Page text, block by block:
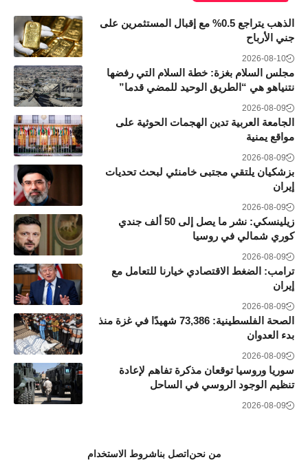
الذهب يتراجع 0.5% مع إقبال المستثمرين على
جني الأرباح
2026-08-10
مجلس السلام بغزة: خطة السلام التي رفضها
نتنياهو هي “الطريق الوحيد للمضي قدما”
2026-08-09
الجامعة العربية تدين الهجمات الحوثية على
مواقع يمنية
2026-08-09
بزشكيان يلتقي مجتبى خامنئي لبحث تحديات
إيران
2026-08-09
زيلينسكي: نشر ما يصل إلى 50 ألف جندي
كوري شمالي في روسيا
2026-08-09
ترامب: الضغط الاقتصادي خيارنا للتعامل مع
إيران
2026-08-09
الصحة الفلسطينية: 73,386 شهيدًا في غزة منذ
بدء العدوان
2026-08-09
سوريا وروسيا توقعان مذكرة تفاهم لإعادة
تنظيم الوجود الروسي في الساحل
2026-08-09
من نحن اتصل بناشروط الاستخدام